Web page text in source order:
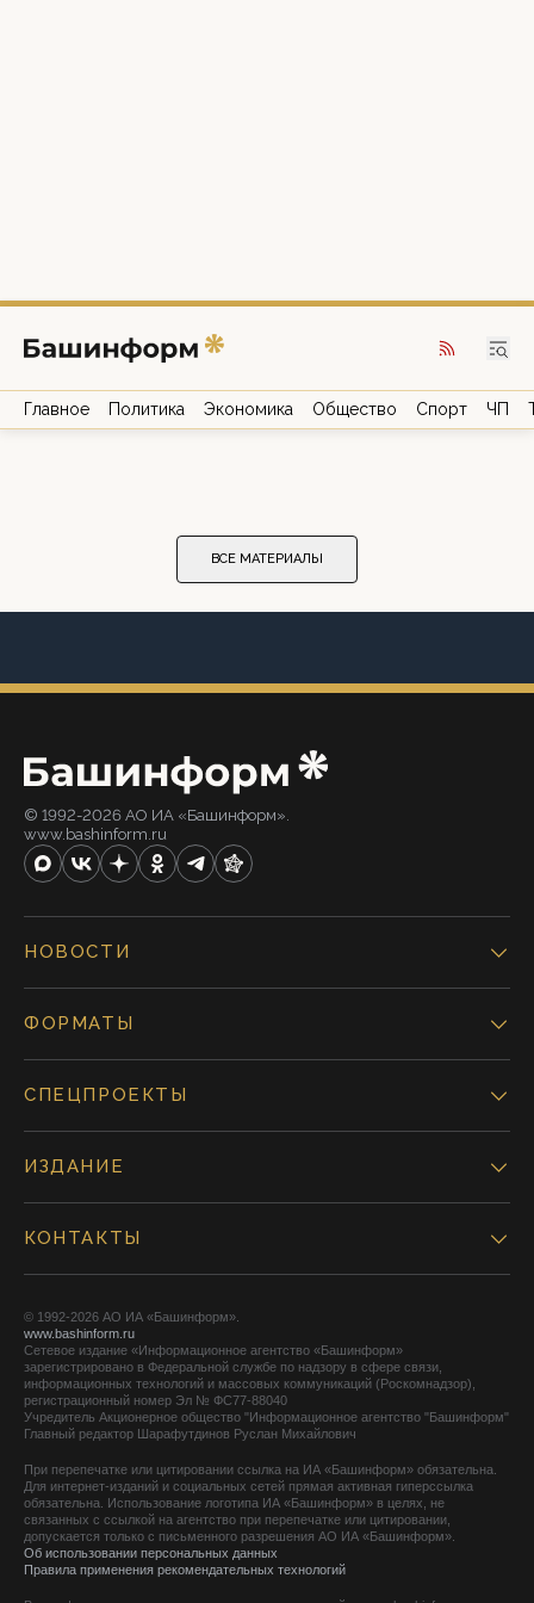
Главное Политика Экономика Общество Спорт ЧП
ВСЕ МАТЕРИАЛЫ
© 1992-2026 АО ИА «Башинформ».
www.bashinform.ru
НОВОСТИ
ФОРМАТЫ
СПЕЦПРОЕКТЫ
ИЗДАНИЕ
КОНТАКТЫ
© 1992-2026 АО ИА «Башинформ».
www.bashinform.ru
Сетевое издание «Информационное агентство «Башинформ»
зарегистрировано в Федеральной службе по надзору в сфере связи,
информационных технологий и массовых коммуникаций (Роскомнадзор),
регистрационный номер Эл № ФС77-88040
Учредитель Акционерное общество "Информационное агентство "Башинформ"
Главный редактор Шарафутдинов Руслан Михайлович
При перепечатке или цитировании ссылка на ИА «Башинформ» обязательна.
Для интернет-изданий и социальных сетей прямая активная гиперссылка
обязательна. Использование логотипа ИА «Башинформ» в целях, не
связанных с ссылкой на агентство при перепечатке или цитировании,
допускается только с письменного разрешения АО ИА «Башинформ».
Об использовании персональных данных
Правила применения рекомендательных технологий